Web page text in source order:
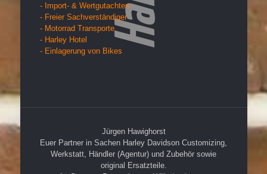
- Import- & Wertgutachten
- Freier Sachverständiger
- Motorrad Transporte
- Harley Hotel
- Einlagerung von Bikes
Jürgen Hawighorst
Euer Partner in Sachen Harley Davidson Customizing,
Werkstatt, Händler (Agentur) und Zubehör sowie
original Ersatzteile.